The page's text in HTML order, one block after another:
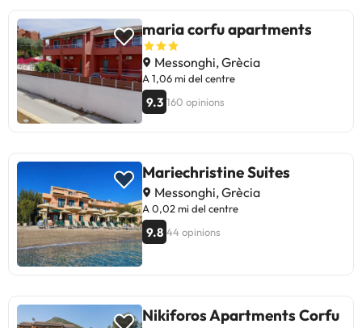
una estada agradable i acollidora
per gaudir d'unes vacances
tranquil·les al costat del mar.
maria corfu apartments
Messonghi, Grècia
A 1,06 mi del centre
9.3 160 opinions
Mariechristine Suites
Messonghi, Grècia
A 0,02 mi del centre
9.8 44 opinions
Nikiforos Apartments Corfu